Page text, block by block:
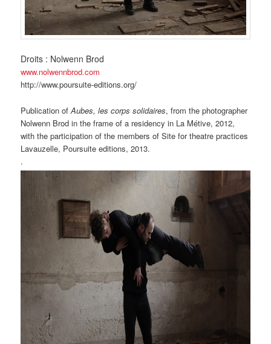
Droits : Nolwenn Brod
www.nolwennbrod.com
http://www.poursuite-editions.org/
Publication ofAubes, les corps solidaires, from the photographer
Nolwenn Brod in the frame of a residency in La Métive, 2012,
with the participation of the members of Site for theatre practices
Lavauzelle, Poursuite editions, 2013.
.